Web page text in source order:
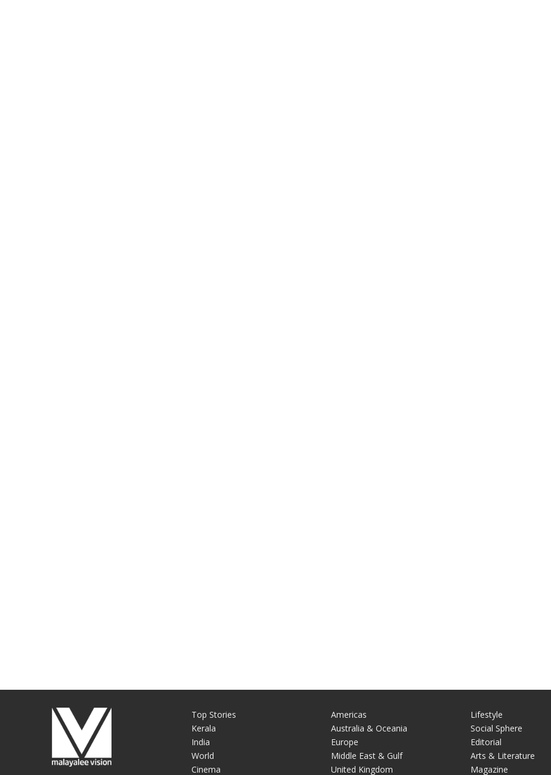
Top Stories
Kerala
India
World
Cinema
Americas
Australia & Oceania
Europe
Middle East & Gulf
United Kingdom
Lifestyle
Social Sphere
Editorial
Arts & Literature
Magazine